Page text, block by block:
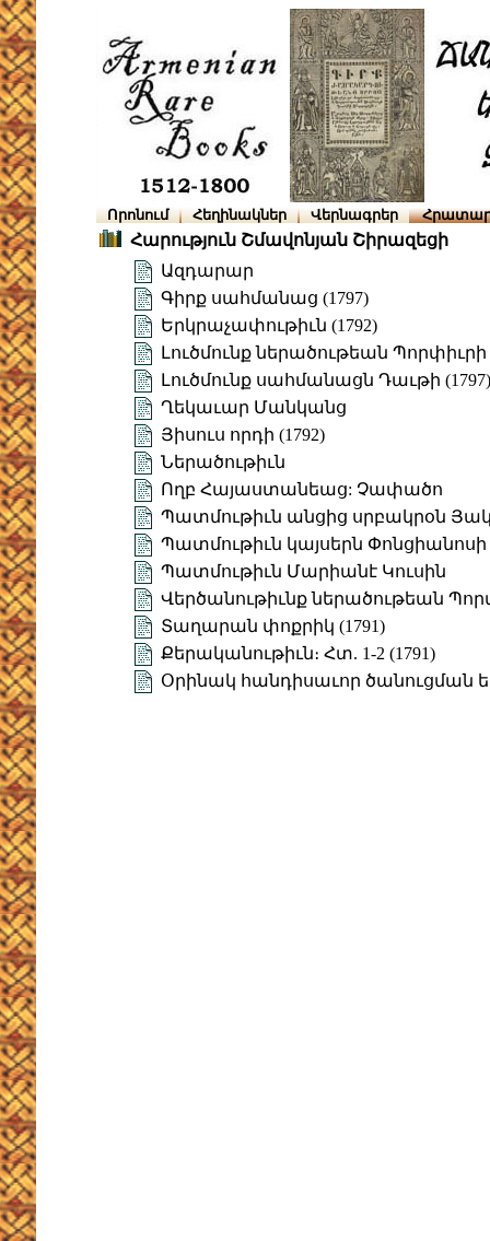
Որոնում Հեղինակներ Վերնագրեր
Հարություն Շմավոնյան Շիրազեցի
Ազդարար
Գիրք սահմանաց (1797)
Երկրաչափութիւն (1792)
Լուծմունք ներածութեան Պորփիւրի
Լուծմունք սահմանացն Դաւթի (1797)
Ղեկաւար Մանկանց
Յիսուս որդի (1792)
Ներածութիւն
Ողբ Հայաստանեաց: Չափածո
Պատմութիւն անցից սրբակրօն
Պատմութիւն կայսերն Փոնցիանոսի
Պատմութիւն Մարիանէ Կուսին
Վերծանութիւնք ներածութեան
Տաղարան փոքրիկ (1791)
Քերականութիւն։ Հտ. 1-2 (1791)
Օրինակ հանդիսաւոր ծանուցման եւ